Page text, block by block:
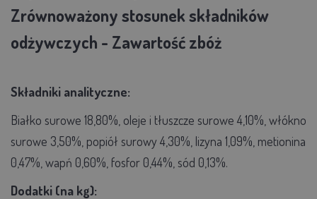
Zrównoważony stosunek składników
odżywczych - Zawartość zbóż
Składniki analityczne:
Białko surowe 18,80%, oleje i tłuszcze surowe 4,10%, włókno
surowe 3,50%, popiół surowy 4,30%, lizyna 1,09%, metionina
0,47%, wapń 0,60%, fosfor 0,44%, sód 0,13%.
Dodatki (na kg):